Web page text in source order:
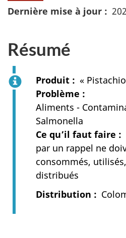
Dernière mise à jour
Résumé
Produit
«
Problème
Aliments -
Salmonella
Ce qu’il faut faire
par un rappel ne
consommés,
distribués
Distribution